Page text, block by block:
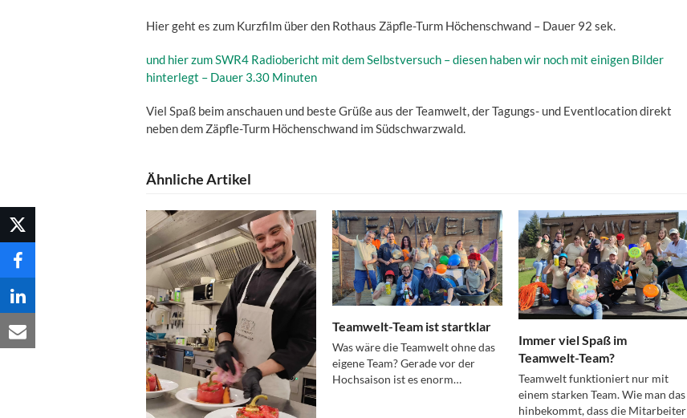
Hier geht es zum Kurzfilm über den Rothaus Zäpfle-Turm Höchenschwand – Dauer 92 sek.
und hier zum SWR4 Radiobericht mit dem Selbstversuch – diesen haben wir noch mit einigen Bilder
hinterlegt – Dauer 3.30 Minuten
Viel Spaß beim anschauen und beste Grüße aus der Teamwelt, der Tagungs- und Eventlocation direkt
neben dem Zäpfle-Turm Höchenschwand im Südschwarzwald.
Ähnliche Artikel
Teamwelt-Team ist startklar
Was wäre die Teamwelt ohne das
eigene Team? Gerade vor der
Hochsaison ist es enorm…
Immer viel Spaß im
Teamwelt-Team?
Teamwelt funktioniert nur mit
einem starken Team. Wie man das
hinbekommt, dass die Mitarbeiter